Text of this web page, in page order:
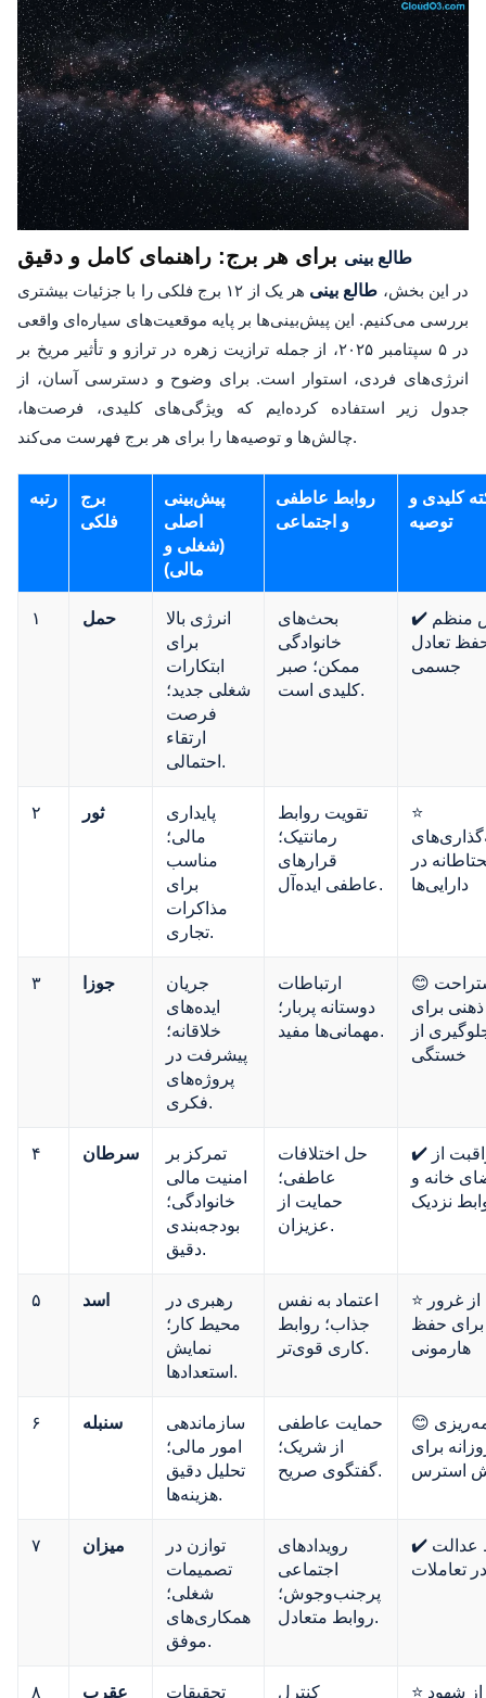
طالع بینی برای هر برج: راهنمای کامل و دقیق
در این بخش، طالع بینی
هر یک از ۱۲ برج فلکی را با جزئیات بیشتری
بررسی می‌کنیم. این پیش‌بینی‌ها بر پایه موقعیت‌های سیاره‌ای واقعی
در ۵ سپتامبر ۲۰۲۵، از جمله ترازیت زهره در ترازو و تأثیر مریخ بر
انرژی‌های فردی، استوار است. برای وضوح و دسترسی آسان، از
جدول زیر استفاده کرده‌ایم که ویژگی‌های کلیدی، فرصت‌ها،
چالش‌ها و توصیه‌ها را برای هر برج فهرست می‌کند.
رتبه
برج
فلکی
پیش‌بینی
اصلی
(شغلی و
مالی)
روابط عاطفی
و اجتماعی
کلیدی و
توصیه
۱ حمل
انرژی بالا
برای
ابتکارات
شغلی جدید؛
فرصت
ارتقاء
احتمالی.
بحث‌های
خانوادگی
ممکن؛ صبر
کلیدی است.
✔️ ورزش منظم
تعادل
جسمی
۲ ثور
پایداری
مالی؛
مناسب
برای
مذاکرات
تجاری.
تقویت روابط
رمانتیک؛
قرارهای
عاطفی ایده‌آل.
⭐
در
دارایی‌ها
۳ جوزا
جریان
ایده‌های
خلاقانه؛
پیشرفت در
پروژه‌های
فکری.
ارتباطات
دوستانه پربار؛
مهمانی‌ها مفید.
😊 استراحت
ذهنی برای
از
خستگی
۴ سرطان
تمرکز بر
امنیت مالی
خانوادگی؛
بودجه‌بندی
دقیق.
حل اختلافات
عاطفی؛
حمایت از
عزیزان.
✔️ مراقبت از
خانه و
نزدیک
۵ اسد
رهبری در
محیط کار؛
نمایش
استعدادها.
اعتماد به نفس
جذاب؛ روابط
کاری قوی‌تر.
⭐ اجتناب از غرور
برای حفظ
هارمونی
۶ سنبله
سازماندهی
امور مالی؛
تحلیل دقیق
هزینه‌ها.
حمایت عاطفی
از شریک؛
گفتگوی صریح.
😊 برنامه‌ریزی
برای
استرس
۷ میزان
توازن در
تصمیمات
شغلی؛
همکاری‌های
موفق.
رویدادهای
اجتماعی
پرجنب‌وجوش؛
روابط متعادل.
✔️ حفظ عدالت
در تعاملات
۸ عقرب تحقیقات کنترل ⭐ پیروی از شهود